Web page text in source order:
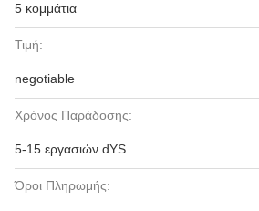
5 κομμάτια
Τιμή:
negotiable
Χρόνος Παράδοσης:
5-15 εργασιών dYS
Όροι Πληρωμής: